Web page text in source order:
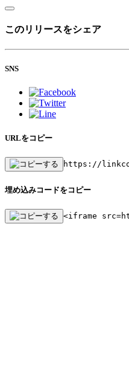
このリリースをシェア
SNS
URLをコピー
https://
埋め込みコードをコピー
<iframe